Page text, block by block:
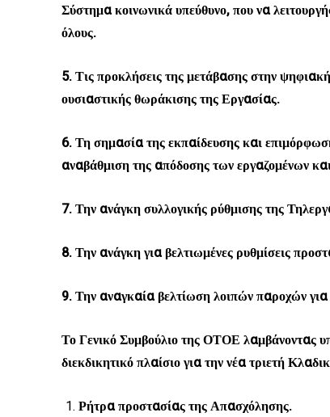
Σύστημα κοινωνικά υπεύθυνο, που να
όλους.
5. Τις προκλήσεις της μετάβασης στην
ουσιαστικής θωράκισης της Εργασίας.
6. Τη σημασία της εκπαίδευσης και
αναβάθμιση της απόδοσης των εργαζομένων
7. Την ανάγκη συλλογικής ρύθμισης της
8. Την ανάγκη για βελτιωμένες ρυθμίσεις
9. Την αναγκαία βελτίωση λοιπών παροχών
Το Γενικό Συμβούλιο της ΟΤΟΕ λαμβάνοντας
διεκδικητικό πλαίσιο για την νέα τριετή
Ρήτρα προστασίας της Απασχόλησης.